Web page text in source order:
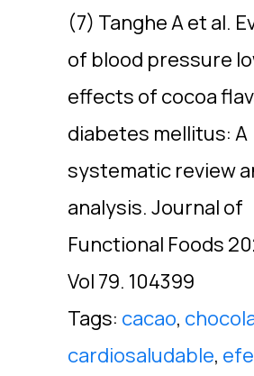
(7) Tanghe A et al.
of blood pressure
effects of cocoa
diabetes mellitus: A
systematic review
analysis. Journal of
Functional Foods
Vol 79. 104399
Tags: cacao,
cardiosaludable,